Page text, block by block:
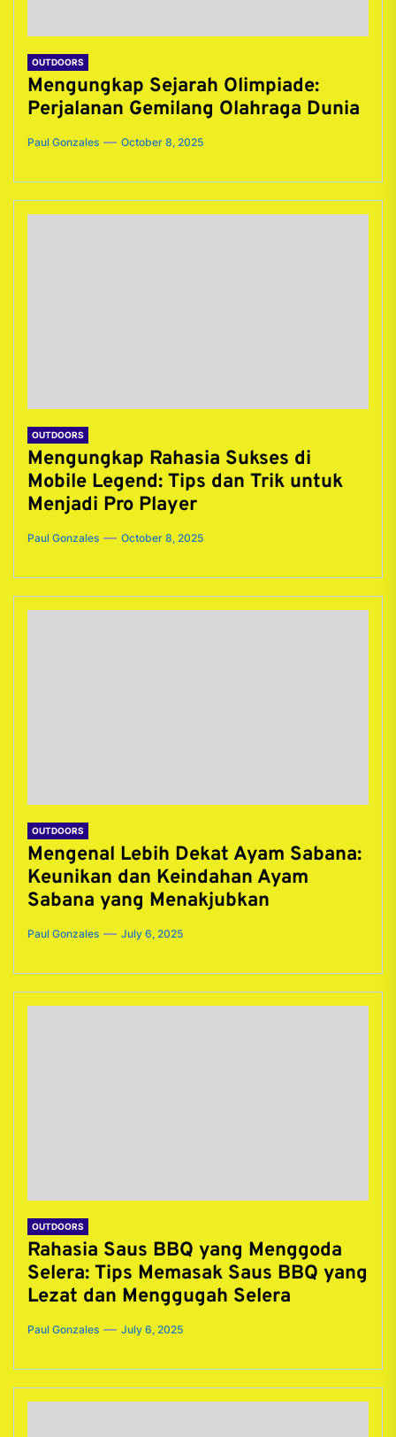
OUTDOORS
Mengungkap Sejarah Olimpiade:
Perjalanan Gemilang Olahraga Dunia
Paul Gonzales October 8, 2025
OUTDOORS
Mengungkap Rahasia Sukses di
Mobile Legend: Tips dan Trik untuk
Menjadi Pro Player
Paul Gonzales October 8, 2025
OUTDOORS
Mengenal Lebih Dekat Ayam Sabana:
Keunikan dan Keindahan Ayam
Sabana yang Menakjubkan
Paul Gonzales July 6, 2025
OUTDOORS
Rahasia Saus BBQ yang Menggoda
Selera: Tips Memasak Saus BBQ yang
Lezat dan Menggugah Selera
Paul Gonzales July 6, 2025